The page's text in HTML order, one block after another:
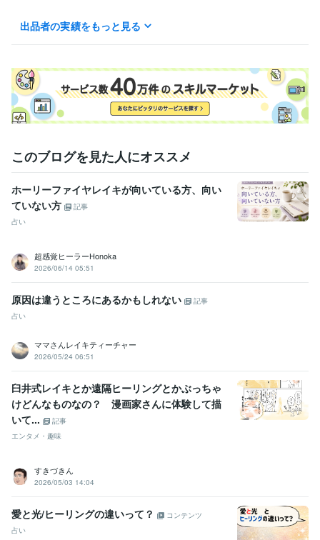
得意分野
占い ヒーリング・エネルギーワーク
出品者の実績をもっと見る
このブログを見た人にオススメ
ホーリーファイヤレイキが向いている方、向い
ていない方
記事
占い
超感覚ヒーラーHonoka
2026/06/14 05:51
原因は違うところにあるかもしれない
記事
占い
ママさんレイキティーチャー
2026/05/24 06:51
臼井式レイキとか遠隔ヒーリングとかぶっちゃ
けどんなものなの？ 漫画家さんに体験して描
いて...
記事
エンタメ・趣味
すきづきん
2026/05/03 14:04
愛と光/ヒーリングの違いって？
コンテンツ
占い